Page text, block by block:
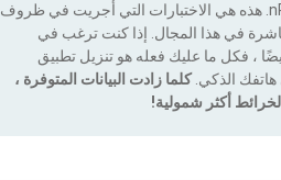
تطبيق nPerf. هذه هي الاختبارات التي أجريت في ظروف
في هذا المجال. إذا كنت ترغب في
، فكل ما عليك فعله هو تنزيل تطبيق
كلما زادت البيانات المتوفرة ،
أكثر شمولية!